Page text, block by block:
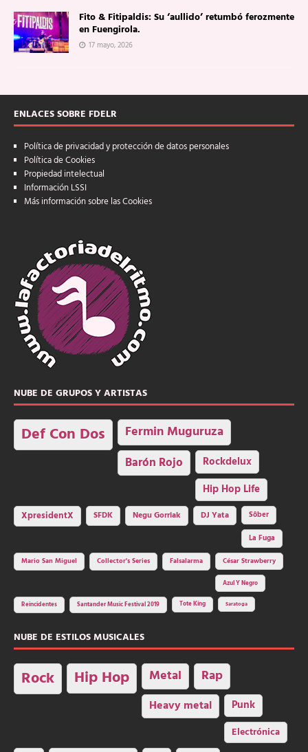
Fito & Fitipaldis: Su ‘aullido’ retumbó ferozmente
en Fuengirola.
17 mayo, 2026
ENLACES SOBRE FDELR
Política de privacidad y protección de datos personales
Política de Cookies
Propiedad intelectual
Información LSSI
Más información sobre las Cookies
NUBE DE GRUPOS Y ARTISTAS
Def Con Dos Fermin Muguruza
Barón Rojo Rockdelux
Hip Hop Life
XpresidentX SFDK Negu Gorriak DJ Yata
Sôber
La Fuga
Mario San Miguel
Collector's Series Falsalarma César Strawberry
Azul Y Negro
Reincidentes Santander Music Festival 2019 Tote King Saratoga
NUBE DE ESTILOS MUSICALES
Rock Hip Hop Metal Rap
Heavy metal Punk
Electrónica